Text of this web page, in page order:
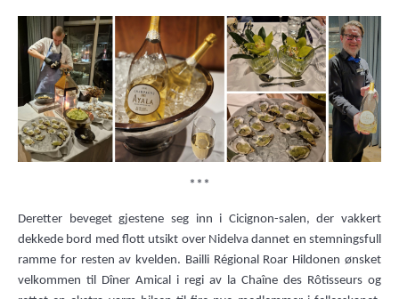
***
Deretter beveget gjestene seg inn i Cicignon-salen, der vakkert
dekkede bord med flott utsikt over Nidelva dannet en stemningsfull
ramme for resten av kvelden. Bailli Régional Roar Hildonen ønsket
velkommen til Dîner Amical i regi av la Chaîne des Rôtisseurs og